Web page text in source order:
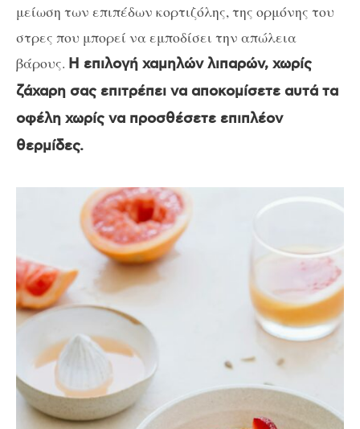
μείωση των επιπέδων κορτιζόλης, της ορμόνης του
στρες που μπορεί να εμποδίσει την απώλεια
βάρους. Η επιλογή χαμηλών λιπαρών, χωρίς
ζάχαρη σας επιτρέπει να αποκομίσετε αυτά τα
οφέλη χωρίς να προσθέσετε επιπλέον
θερμίδες.